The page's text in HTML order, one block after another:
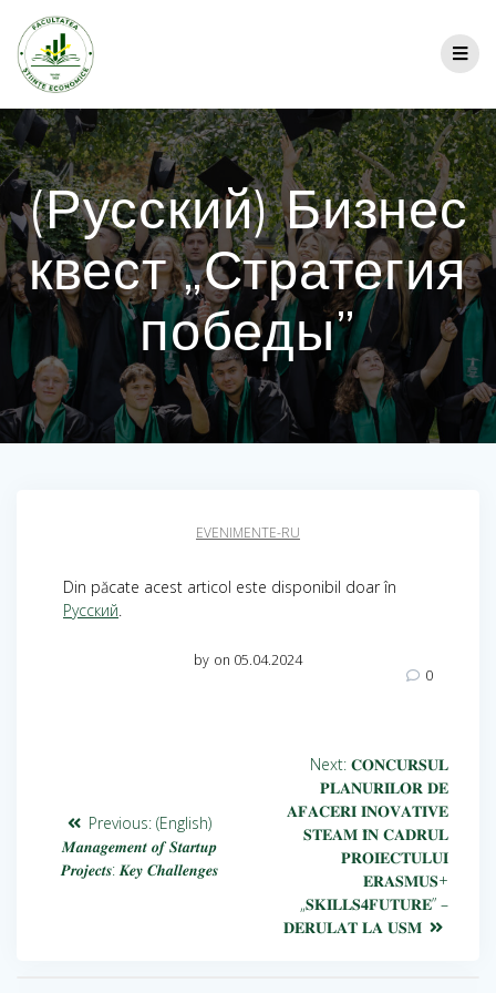
(Русский) Бизнес
квест „Стратегия
победы”
EVENIMENTE-RU
Din păcate acest articol este disponibil doar în
Русский.
by on 05.04.2024
0
Previous: (English)
𝑴𝒂𝒏𝒂𝒈𝒆𝒎𝒆𝒏𝒕 𝒐𝒇 𝑺𝒕𝒂𝒓𝒕𝒖𝒑
𝑷𝒓𝒐𝒋𝒆𝒄𝒕𝒔: 𝑲𝒆𝒚 𝑪𝒉𝒂𝒍𝒍𝒆𝒏𝒈𝒆𝒔
Next: 𝐂𝐎𝐍𝐂𝐔𝐑𝐒𝐔𝐋
𝐏𝐋𝐀𝐍𝐔𝐑𝐈𝐋𝐎𝐑 𝐃𝐄
𝐀𝐅𝐀𝐂𝐄𝐑𝐈 𝐈𝐍𝐎𝐕𝐀𝐓𝐈𝐕𝐄
𝐒𝐓𝐄𝐀𝐌 𝐈̂𝐍 𝐂𝐀𝐃𝐑𝐔𝐋
𝐏𝐑𝐎𝐈𝐄𝐂𝐓𝐔𝐋𝐔𝐈
𝐄𝐑𝐀𝐒𝐌𝐔𝐒+
„𝐒𝐊𝐈𝐋𝐋𝐒𝟒𝐅𝐔𝐓𝐔𝐑𝐄” –
𝐃𝐄𝐑𝐔𝐋𝐀𝐓 𝐋𝐀 𝐔𝐒𝐌